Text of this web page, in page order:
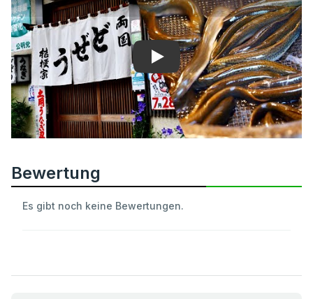
Play
Bewertung
Es gibt noch keine Bewertungen.